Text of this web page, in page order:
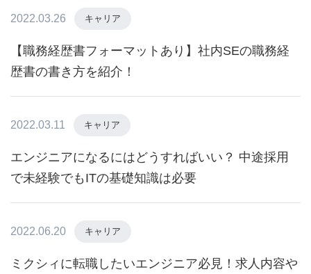
2022.03.26 キャリア
【職務経歴書フォーマットあり】社内SEの職務経
歴書の書き方を紹介！
2022.03.11 キャリア
エンジニアになるにはどうすればいい？ 中途採用
で未経験でもITの基礎知識は必要
2022.06.20 キャリア
ミクシィに転職したいエンジニア必見！求人内容や